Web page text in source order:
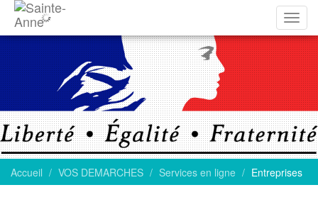
la
Accueil VOS DEMARCHES Services en ligne Entreprises